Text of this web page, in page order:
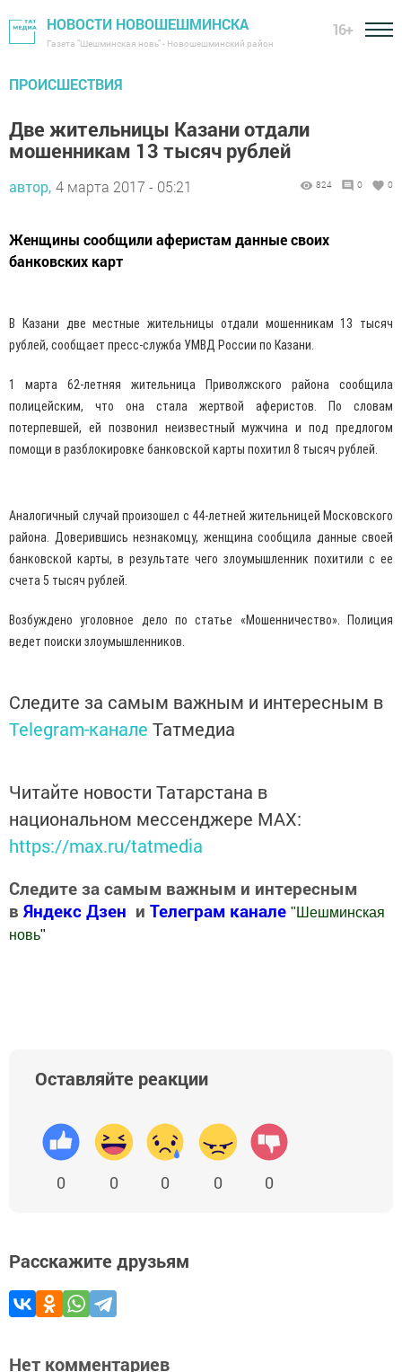
НОВОСТИ НОВОШЕШМИНСКА
Газета "Шешминская новь" - Новошешминский район
16+
ПРОИСШЕСТВИЯ
Две жительницы Казани отдали
мошенникам 13 тысяч рублей
автор, 4 марта 2017 - 05:21 824 0 0
Женщины сообщили аферистам данные своих
банковских карт
В Казани две местные жительницы отдали мошенникам 13 тысяч
рублей, сообщает пресс-служба УМВД России по Казани.
1 марта 62-летняя жительница Приволжского района сообщила
полицейским, что она стала жертвой аферистов. По словам
потерпевшей, ей позвонил неизвестный мужчина и под предлогом
помощи в разблокировке банковской карты похитил 8 тысяч рублей.
Аналогичный случай произошел с 44-летней жительницей Московского
района. Доверившись незнакомцу, женщина сообщила данные своей
банковской карты, в результате чего злоумышленник похитили с ее
счета 5 тысяч рублей.
Возбуждено уголовное дело по статье «Мошенничество». Полиция
ведет поиски злоумышленников.
Следите за самым важным и интересным в
Telegram-канале Татмедиа
Читайте новости Татарстана в
национальном мессенджере MАХ:
https://max.ru/tatmedia
Следите за самым важным и интересным
в Яндекс Дзен и Телеграм канале " Шешминская
новь"
Оставляйте реакции
0 0 0 0 0
Расскажите друзьям
Нет комментариев